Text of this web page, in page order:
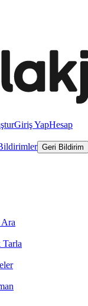
Giriş YapHesap
Geri Bildirim
Tarla